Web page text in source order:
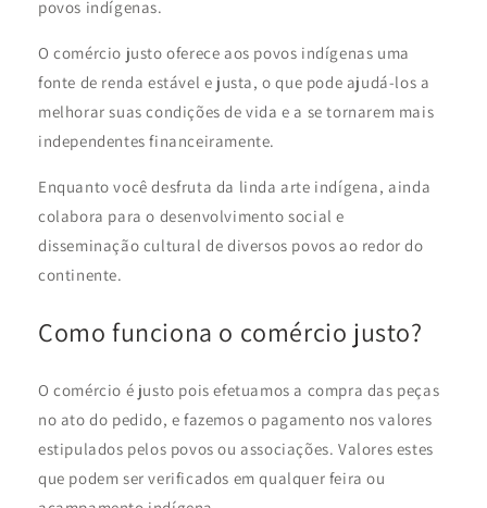
povos indígenas.
O comércio justo oferece aos povos indígenas uma
fonte de renda estável e justa, o que pode ajudá-los a
melhorar suas condições de vida e a se tornarem mais
independentes financeiramente.
Enquanto você desfruta da linda arte indígena, ainda
colabora para o desenvolvimento social e
disseminação cultural de diversos povos ao redor do
continente.
Como funciona o comércio justo?
O comércio é justo pois efetuamos a compra das peças
no ato do pedido, e fazemos o pagamento nos valores
estipulados pelos povos ou associações. Valores estes
que podem ser verificados em qualquer feira ou